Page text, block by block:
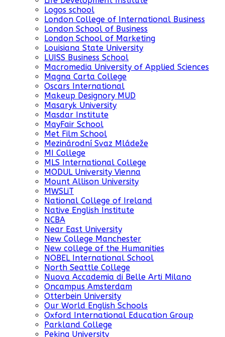
Logos school
London College of International Business
London School of Business
London School of Marketing
Louisiana State University
LUISS Business School
Macromedia University of Applied Sciences
Magna Carta College
Oscars International
Makeup Designory MUD
Masaryk University
Masdar Institute
MayFair School
Met Film School
Mezinárodní Svaz Mládeže
MI College
MLS International College
MODUL University Vienna
Mount Allison University
MWSLiT
National College of Ireland
Native English Institute
NCBA
Near East University
New College Manchester
New college of the Humanities
NOBEL International School
North Seattle College
Nuova Accademia di Belle Arti Milano
Oncampus Amsterdam
Otterbein University
Our World English Schools
Oxford International Education Group
Parkland College
Peking University